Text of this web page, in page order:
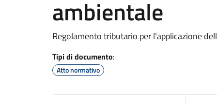
ambientale
Regolamento tributario per l'applicazione
Tipi di documento:
Atto normativo